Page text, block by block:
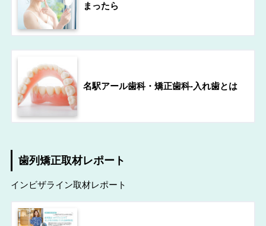
まったら
名駅アール歯科・矯正歯科-入れ歯とは
歯列矯正取材レポート
インビザライン取材レポート